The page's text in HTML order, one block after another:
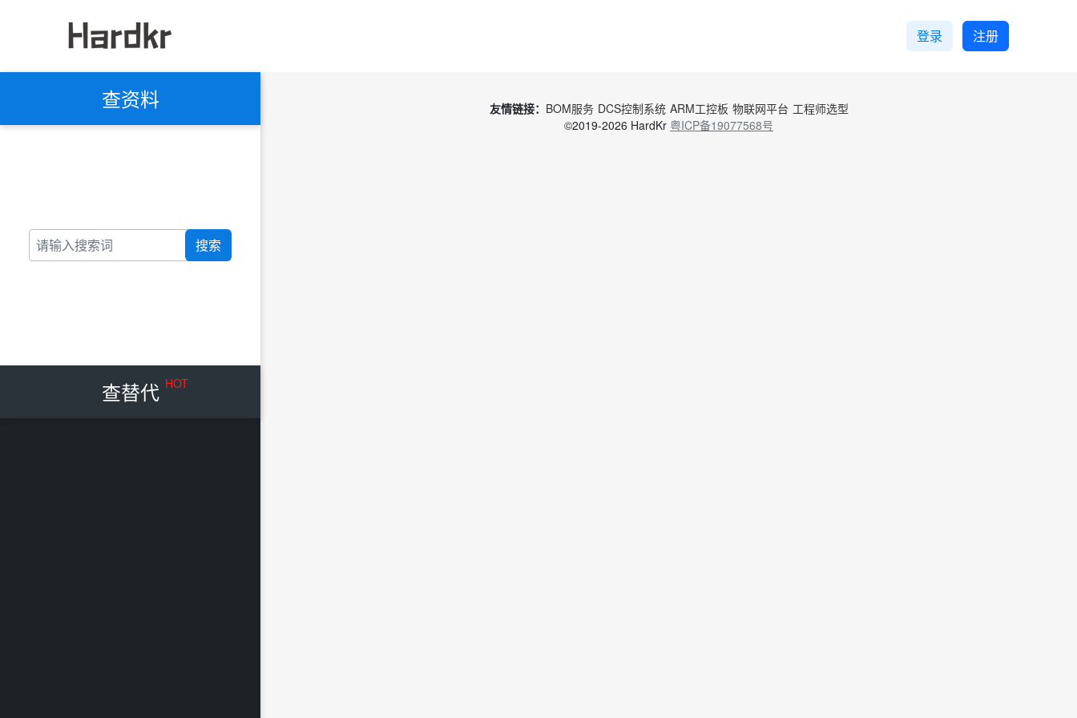
登录 注册
查资料
搜索
查替代 HOT
友情链接： BOM服务 DCS控制系统 ARM工控板 物联网平台 工程师选型
©2019-2026 HardKr 粤ICP备19077568号